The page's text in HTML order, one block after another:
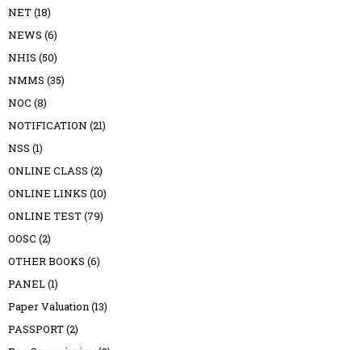
NET(18)
NEWS (6)
NHIS (50)
NMMS (35)
NOC (8)
NOTIFICATION (21)
NSS (1)
ONLINE CLASS (2)
ONLINE LINKS (10)
ONLINE TEST(79)
OOSC (2)
OTHER BOOKS (6)
PANEL(1)
Paper Valuation (13)
PASSPORT(2)